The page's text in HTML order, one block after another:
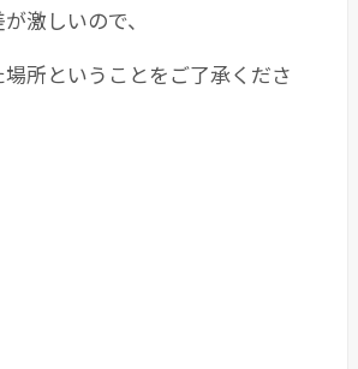
激しいので、
所ということをご了承くださ